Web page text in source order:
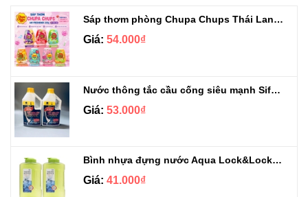
Sáp thơm phòng Chupa Chups Thái Lan 230g
Giá: 54.000₫
Nước thông tắc cầu cống siêu mạnh Sifa 1.4kg
Giá: 53.000₫
Bình nhựa đựng nước Aqua Lock&Lock 2.1L
Giá: 41.000₫